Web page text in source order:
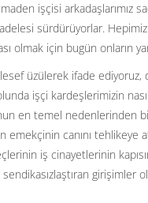
işçisi arkadaşlarımız
sürdürüyorlar. Hepimiz
olmak için bugün onların
üzülerek ifade
işçi kardeşlerimizin
en temel
canını tehlikeye
iş cinayetlerinin
girişimler